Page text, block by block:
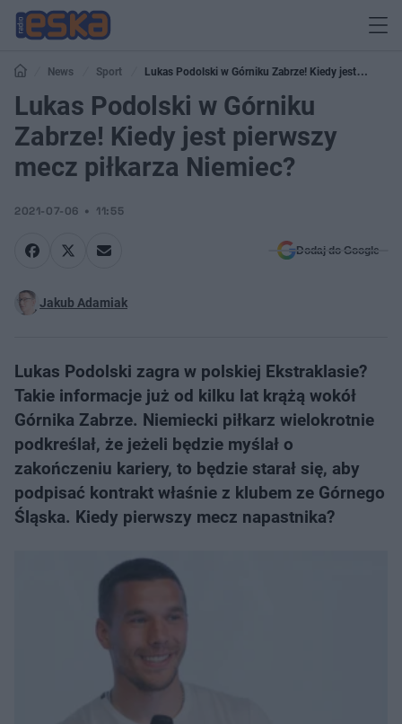
News Sport
Lukas Podolski w Górniku Zabrze! Kiedy jest
pierwszy mecz piłkarza Niemiec?
Lukas Podolski w Górniku
Zabrze! Kiedy jest pierwszy
mecz piłkarza Niemiec?
2021-07-06 11:55
Dodaj do Google
Jakub Adamiak
Lukas Podolski zagra w polskiej Ekstraklasie?
Takie informacje już od kilku lat krążą wokół
Górnika Zabrze. Niemiecki piłkarz wielokrotnie
podkreślał, że jeżeli będzie myślał o
zakończeniu kariery, to będzie starał się, aby
podpisać kontrakt właśnie z klubem ze Górnego
Śląska. Kiedy pierwszy mecz napastnika?